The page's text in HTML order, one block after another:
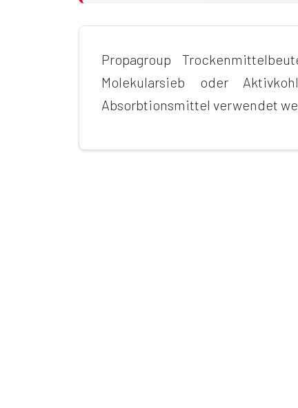
Propagroup
Molekularsieb oder
Absorbtionsmittel verwendet